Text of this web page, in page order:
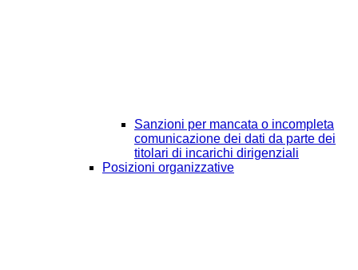
Sanzioni per mancata o incompleta
comunicazione dei dati da parte dei
titolari di incarichi dirigenziali
Posizioni organizzative